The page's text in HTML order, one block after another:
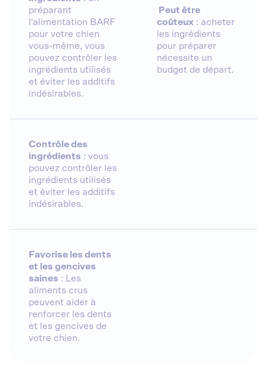
préparant
l'alimentation BARF
pour votre chien
vous-même, vous
pouvez contrôler les
ingrédients utilisés
et éviter les additifs
indésirables.
Peut être
coûteux : acheter
les ingrédients
pour préparer
nécessite un
budget de départ.
Contrôle des
ingrédients : vous
pouvez contrôler les
ingrédients utilisés
et éviter les additifs
indésirables.
Favorise les dents
et les gencives
saines : Les
aliments crus
peuvent aider à
renforcer les dents
et les gencives de
votre chien.